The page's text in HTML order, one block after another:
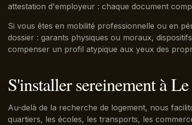
attestation d'employeur : chaque document
Si vous êtes en mobilité professionnelle ou en
dossier : garants physiques ou moraux,
compenser un profil atypique aux yeux des
S'installer sereinement à
Au-delà de la recherche de logement, nous
quartiers, les écoles, les transports, les